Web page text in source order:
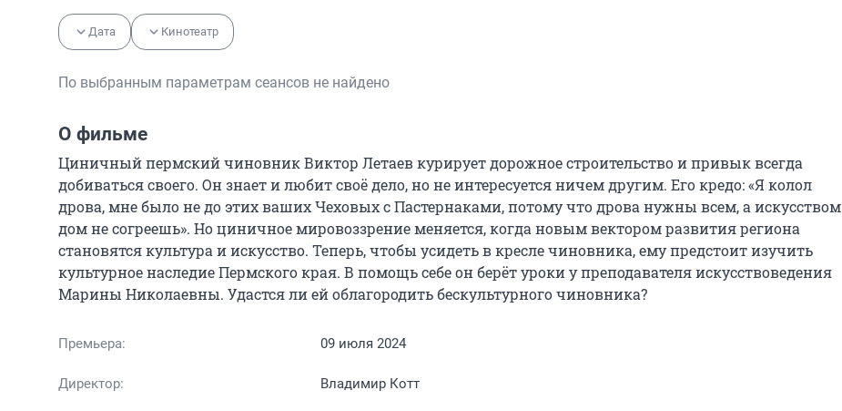
Дата Кинотеатр
По выбранным параметрам сеансов не найдено
О фильме
Циничный пермский чиновник Виктор Летаев курирует дорожное строительство и привык всегда
добиваться своего. Он знает и любит своё дело, но не интересуется ничем другим. Его кредо: «Я колол
дрова, мне было не до этих ваших Чеховых с Пастернаками, потому что дрова нужны всем, а искусством
дом не согреешь». Но циничное мировоззрение меняется, когда новым вектором развития региона
становятся культура и искусство. Теперь, чтобы усидеть в кресле чиновника, ему предстоит изучить
культурное наследие Пермского края. В помощь себе он берёт уроки у преподавателя искусствоведения
Марины Николаевны. Удастся ли ей облагородить бескультурного чиновника?
Премьера: 09 июля 2024
Директор: Владимир Котт